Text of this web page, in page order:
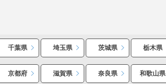
千葉県 埼玉県 茨城県 栃木県
京都府 滋賀県 奈良県 和歌山県